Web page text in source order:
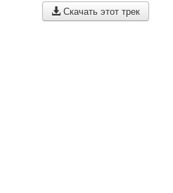
Скачать этот трек